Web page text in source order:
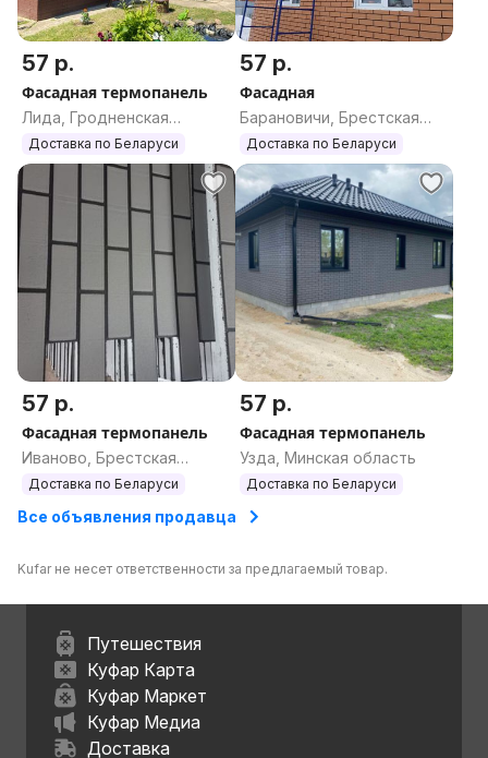
57 р.
Фасадная термопанель
Лида, Гродненская
область
Доставка по Беларуси
57 р.
Фасадная
Барановичи, Брестская
область
Доставка по Беларуси
57 р.
Фасадная термопанель
Иваново, Брестская
область
Доставка по Беларуси
57 р.
Фасадная термопанель
Узда, Минская область
Доставка по Беларуси
Все объявления продавца
Kufar не несет ответственности за предлагаемый товар.
Путешествия
Куфар Карта
Куфар Маркет
Куфар Медиа
Доставка